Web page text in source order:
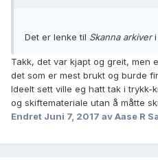
Det er lenke til Skanna arkiveri
Takk, det var kjapt og greit, men
det som er mest brukt og burde
Ideelt sett ville eg hatt tak i
og skiftemateriale utan å måtte
Endret Juni 7, 2017 av Aase R